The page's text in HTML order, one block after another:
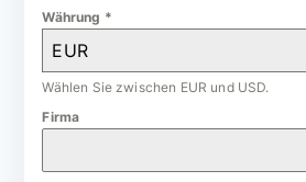
Währung *
EUR
Wählen Sie zwischen EUR und USD.
Firma